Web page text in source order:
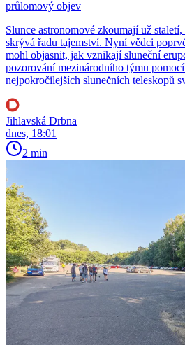
průlomový objev
Slunce astronomové zkoumají už
skrývá řadu tajemství. Nyní vědci
mohl objasnit, jak vznikají sluneční
pozorování mezinárodního týmu
nejpokročilejších slunečních teleskopů
Jihlavská Drbna
dnes, 18:01
2 min